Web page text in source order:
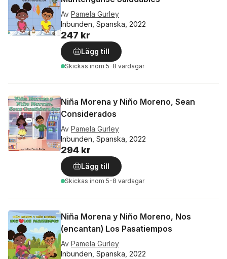
Av Pamela Gurley
Inbunden, Spanska, 2022
247 kr
Lägg till
Skickas inom 5-8 vardagar
Niña Morena y Niño Moreno, Sean
Considerados
Av Pamela Gurley
Inbunden, Spanska, 2022
294 kr
Lägg till
Skickas inom 5-8 vardagar
Niña Morena y Niño Moreno, Nos
(encantan) Los Pasatiempos
Av Pamela Gurley
Inbunden, Spanska, 2022